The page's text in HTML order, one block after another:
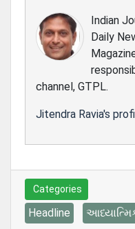
Indian
Daily
channel, GTPL.
Jitendra Ravia's
Categories
Headline આધ્યાત્મિક